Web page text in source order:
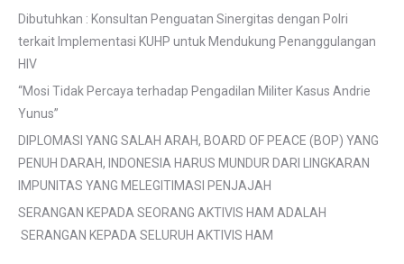
Dibutuhkan : Konsultan Penguatan Sinergitas dengan Polri
terkait Implementasi KUHP untuk Mendukung Penanggulangan
HIV
“Mosi Tidak Percaya terhadap Pengadilan Militer Kasus Andrie
Yunus”
DIPLOMASI YANG SALAH ARAH, BOARD OF PEACE (BOP) YANG
PENUH DARAH, INDONESIA HARUS MUNDUR DARI LINGKARAN
IMPUNITAS YANG MELEGITIMASI PENJAJAH
SERANGAN KEPADA SEORANG AKTIVIS HAM ADALAH
SERANGAN KEPADA SELURUH AKTIVIS HAM